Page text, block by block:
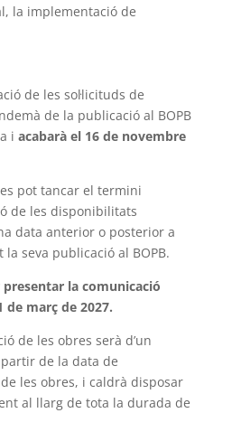
la implementació de
de les sol·licituds de
de la publicació al BOPB
i acabarà el 16 de novembre
pot tancar el termini
de les disponibilitats
data anterior o posterior a
seva publicació al BOPB.
la comunicació
de març de 2027.
de les obres serà d’un
de la data de
les obres, i caldrà disposar
al llarg de tota la durada de